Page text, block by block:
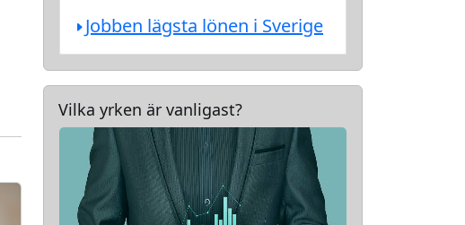
Jobben lägsta lönen i Sverige
Vilka yrken är vanligast?